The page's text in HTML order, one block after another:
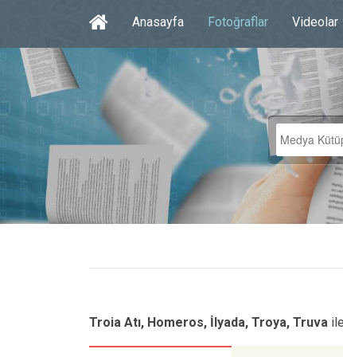
Anasayfa Fotoğraflar Videolar
Troia Atı, Homeros, İlyada, Troya, Truva